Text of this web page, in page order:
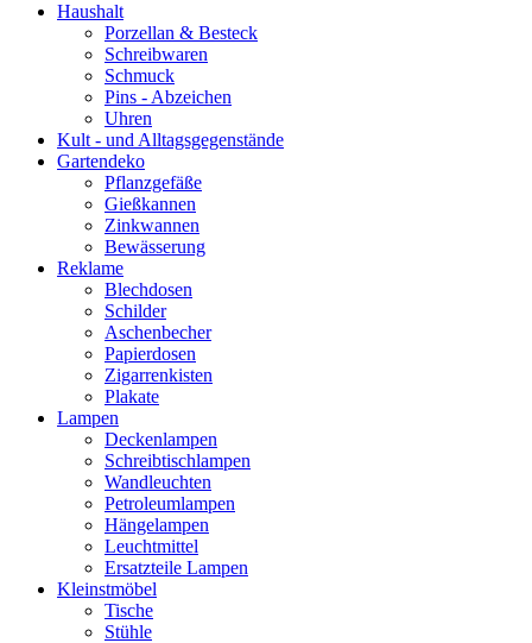
Haushalt
Porzellan & Besteck
Schreibwaren
Schmuck
Pins - Abzeichen
Uhren
Kult - und Alltagsgegenstände
Gartendeko
Pflanzgefäße
Gießkannen
Zinkwannen
Bewässerung
Reklame
Blechdosen
Schilder
Aschenbecher
Papierdosen
Zigarrenkisten
Plakate
Lampen
Deckenlampen
Schreibtischlampen
Wandleuchten
Petroleumlampen
Hängelampen
Leuchtmittel
Ersatzteile Lampen
Kleinstmöbel
Tische
Stühle